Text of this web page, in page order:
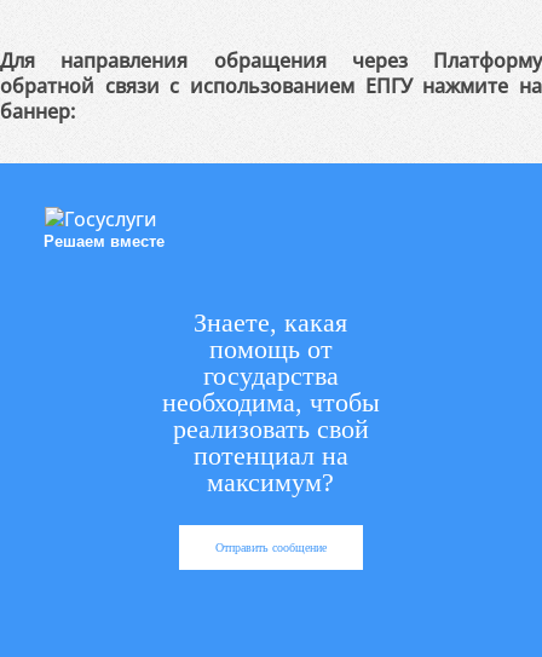
Для направления обращения через Платформу
обратной связи с использованием ЕПГУ нажмите на
баннер:
Решаем вместе
Знаете, какая
помощь от
государства
необходима, чтобы
реализовать свой
потенциал на
максимум?
Отправить сообщение